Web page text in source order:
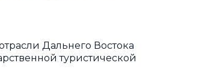
Дальнего Востока
туристической